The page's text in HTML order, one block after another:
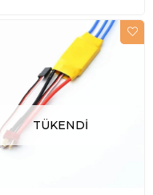
TÜKENDI